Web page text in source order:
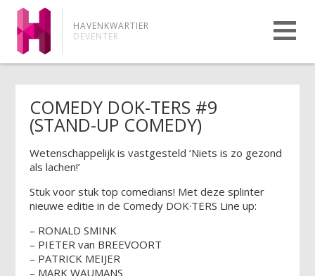
HAVENKWARTIER
DEVENTER
COMEDY DOK-TERS #9
(STAND-UP COMEDY)
Wetenschappelijk is vastgesteld ‘Niets is zo gezond
als lachen!’
Stuk voor stuk top comedians! Met deze splinter
nieuwe editie in de Comedy DOK·TERS Line up:
– RONALD SMINK
– PIETER van BREEVOORT
– PATRICK MEIJER
– MARK WAUMANS